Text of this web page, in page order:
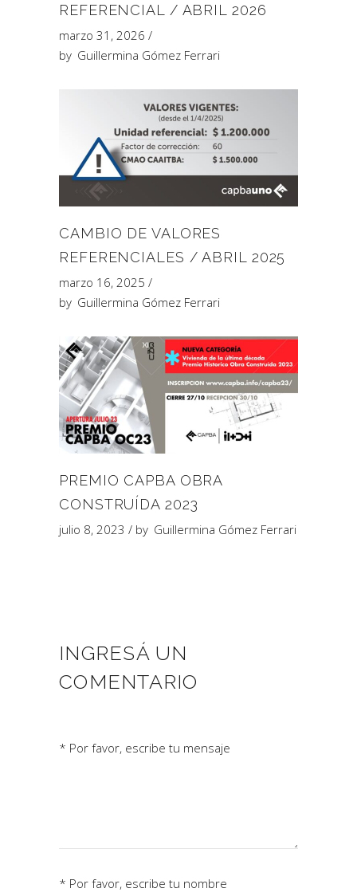
REFERENCIAL / ABRIL 2026
marzo 31, 2026
by Guillermina Gómez Ferrari
CAMBIO DE VALORES
REFERENCIALES / ABRIL 2025
marzo 16, 2025
by Guillermina Gómez Ferrari
PREMIO CAPBA OBRA
CONSTRUÍDA 2023
julio 8, 2023 by Guillermina Gómez Ferrari
INGRESÁ UN
COMENTARIO